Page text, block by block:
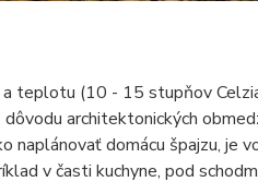
teplotu (10 - 15 stupňov
architektonických
domácu špajzu, je
v časti kuchyne, pod